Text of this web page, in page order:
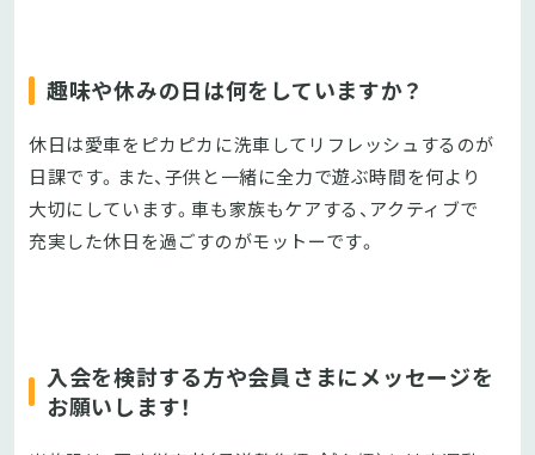
趣味や休みの日は何をしていますか？
休日は愛車をピカピカに洗車してリフレッシュするのが
日課です。また、子供と一緒に全力で遊ぶ時間を何より
大切にしています。車も家族もケアする、アクティブで
充実した休日を過ごすのがモットーです。
入会を検討する方や会員さまにメッセージを
お願いします！